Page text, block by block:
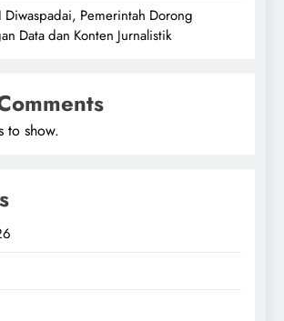
Diwaspadai, Pemerintah Dorong
Data dan Konten Jurnalistik
to show.